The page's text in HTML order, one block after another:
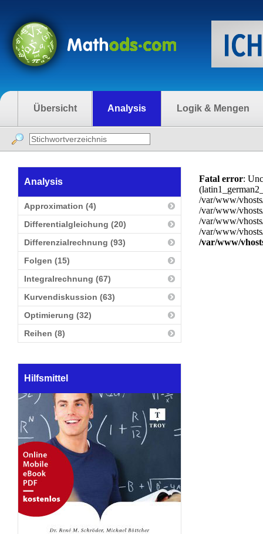
Übersicht Analysis Logik & Mengen
Analysis
Approximation (4)
Differentialgleichung (20)
Differenzialrechnung (93)
Folgen (15)
Integralrechnung (67)
Kurvendiskussion (63)
Optimierung (32)
Reihen (8)
Hilfsmittel
Fatal error:
/var/www/
/var/www/
/var/www/
/var/www/
/var/www/